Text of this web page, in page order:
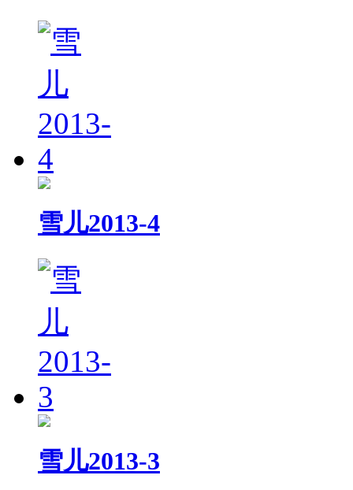
雪儿2013-4
雪儿2013-3